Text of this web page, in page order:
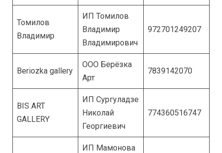
Томилов
Владимир
ИП Томилов
Владимир
Владимирович
972701249207
Beriozka gallery
ООО Берёзка
Арт
7839142070
BIS ART
GALLERY
ИП Сургуладзе
Николай
Георгиевич
774360516747
ИП Мамонова